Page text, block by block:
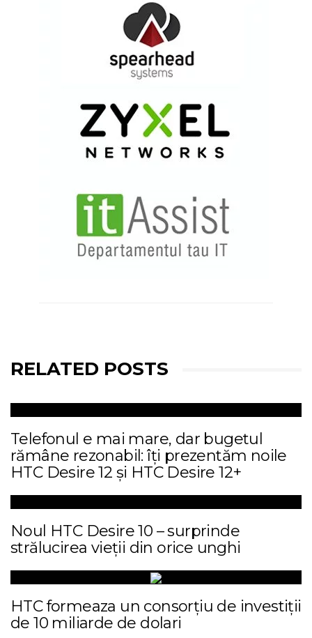
RELATED POSTS
Telefonul e mai mare, dar bugetul
rămâne rezonabil: îți prezentăm noile
HTC Desire 12 și HTC Desire 12+
Noul HTC Desire 10 – surprinde
strălucirea vieții din orice unghi
HTC formeaza un consorțiu de investiții
de 10 miliarde de dolari